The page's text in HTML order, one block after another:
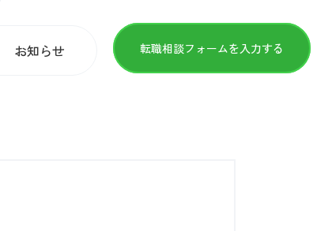
お知らせ 転職相談フォームを入力する